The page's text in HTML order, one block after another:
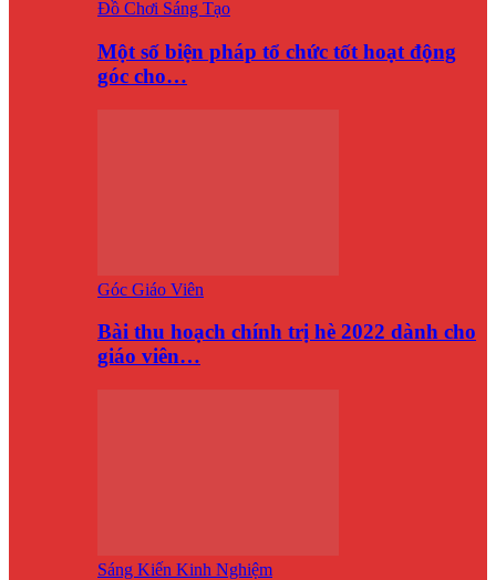
Đồ Chơi Sáng Tạo
Một số biện pháp tổ chức tốt hoạt động
góc cho…
Góc Giáo Viên
Bài thu hoạch chính trị hè 2022 dành cho
giáo viên…
Sáng Kiến Kinh Nghiệm